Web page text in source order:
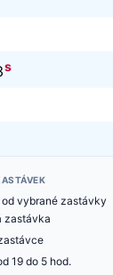
s
vybrané zastávky
zastávka
19 do 5 hod.